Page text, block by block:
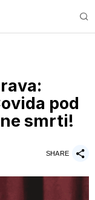
pod
smrti!
SHARE